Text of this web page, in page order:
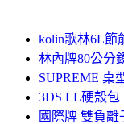
kolin歌林6L節
林內牌80公分
SUPREME 桌
3DS LL硬殼包
國際牌 雙負